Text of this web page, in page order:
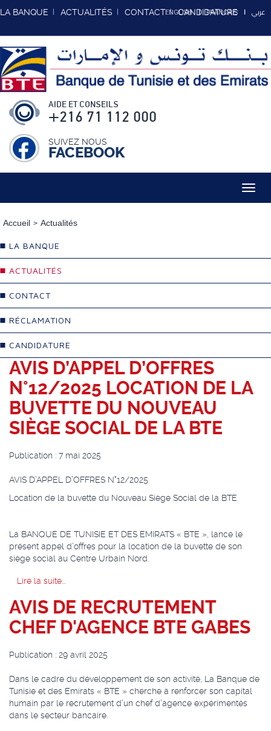
LA BANQUE ACTUALITÉS CONTACT CANDIDATURE
ENGLISH FRANCAIS عربي
AIDE ET CONSEILS
+216 71 112 000
SUIVEZ NOUS
FACEBOOK
Accueil Actualités
LA BANQUE
ACTUALITÉS
CONTACT
RÉCLAMATION
CANDIDATURE
AVIS D’APPEL D’OFFRES
N°12/2025 LOCATION DE LA
BUVETTE DU NOUVEAU
SIÈGE SOCIAL DE LA BTE
Publication : 7 mai 2025
AVIS D’APPEL D’OFFRES N°12/2025
Location de la buvette du Nouveau Siège Social de la BTE
La BANQUE DE TUNISIE ET DES EMIRATS « BTE », lance le
présent appel d’offres pour la location de la buvette de son
siège social au Centre Urbain Nord.
Lire la suite...
AVIS DE RECRUTEMENT
CHEF D'AGENCE BTE GABES
Publication : 29 avril 2025
Dans le cadre du développement de son activité, La Banque de
Tunisie et des Emirats « BTE » cherche à renforcer son capital
humain par le recrutement d’un chef d’agence expérimentés
dans le secteur bancaire.